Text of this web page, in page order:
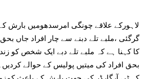
لاہورکے علاقے چونگی امرسدھومیں
گرگئی ،ملبے تلے دبنے سے چار افراد جاں
کا کہنا ہے کہ ملبے تلے دبے ایک شخص کو
بحق افراد کی میتیں پولیس کے حوالے کردیں۔